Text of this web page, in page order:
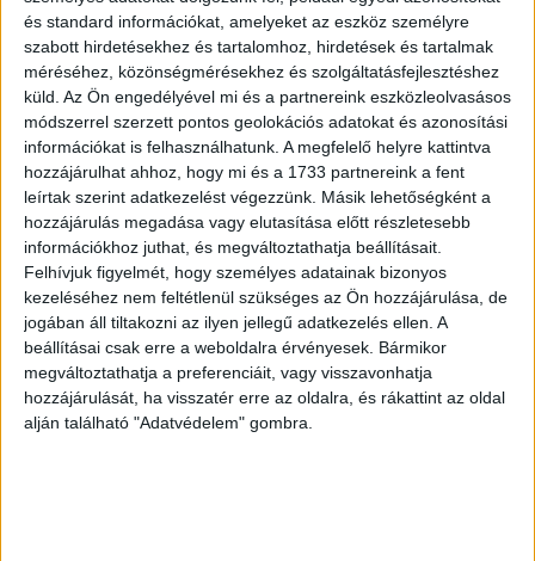
és standard információkat, amelyeket az eszköz személyre
szabott hirdetésekhez és tartalomhoz, hirdetések és tartalmak
méréséhez, közönségmérésekhez és szolgáltatásfejlesztéshez
küld. Az Ön engedélyével mi és a partnereink eszközleolvasásos
módszerrel szerzett pontos geolokációs adatokat és azonosítási
információkat is felhasználhatunk. A megfelelő helyre kattintva
hozzájárulhat ahhoz, hogy mi és a 1733 partnereink a fent
leírtak szerint adatkezelést végezzünk. Másik lehetőségként a
hozzájárulás megadása vagy elutasítása előtt részletesebb
információkhoz juthat, és megváltoztathatja beállításait.
Felhívjuk figyelmét, hogy személyes adatainak bizonyos
kezeléséhez nem feltétlenül szükséges az Ön hozzájárulása, de
jogában áll tiltakozni az ilyen jellegű adatkezelés ellen. A
beállításai csak erre a weboldalra érvényesek. Bármikor
megváltoztathatja a preferenciáit, vagy visszavonhatja
hozzájárulását, ha visszatér erre az oldalra, és rákattint az oldal
alján található "Adatvédelem" gombra.
gyerek szemmel” – tette hozzá a programigazgató.
A Székre állok legújabb epizódjai keddenként 15 órakor
jelennek meg minden podcast platformon, illetve a Sláger
FM applikációján.
OLVASTA MÁR?